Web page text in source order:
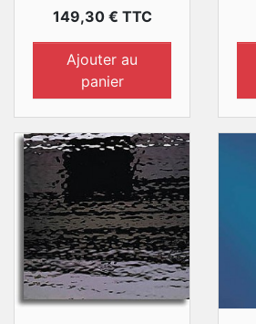
Prix
149,30 € TTC
Ajouter au
panier